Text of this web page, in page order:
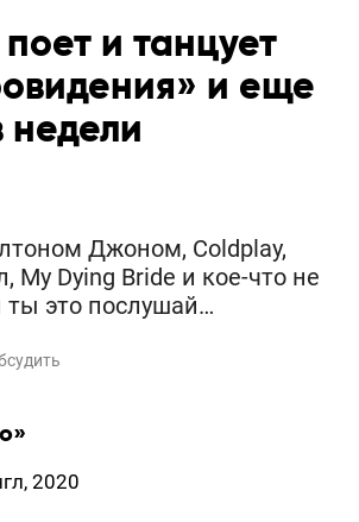
и танцует
и еще
недели
Джоном, Coldplay,
My Dying Bride и кое-что не
ты это послушай…
2020